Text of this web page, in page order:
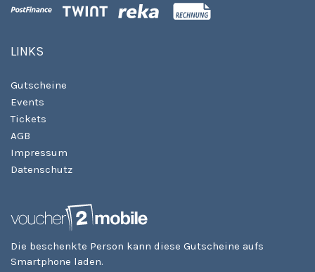
LINKS
Gutscheine
Events
Tickets
AGB
Impressum
Datenschutz
Die beschenkte Person kann diese Gutscheine aufs
Smartphone laden.